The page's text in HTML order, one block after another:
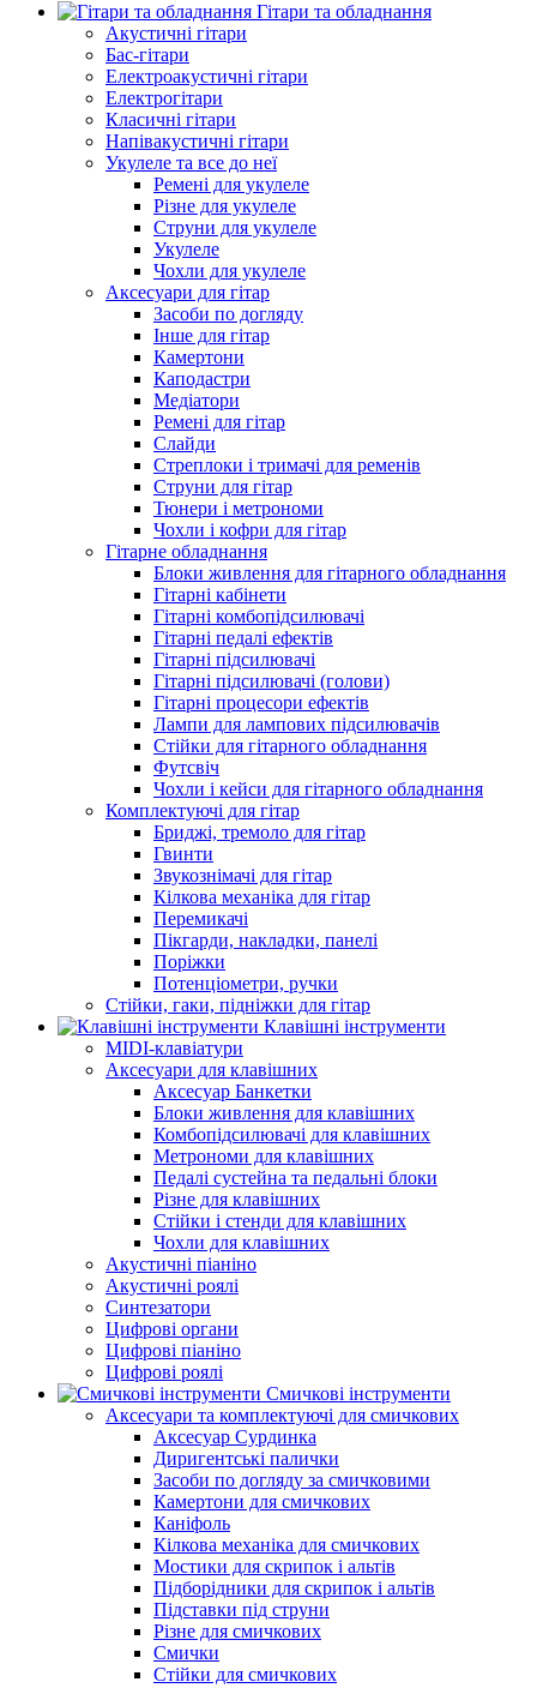
Гітари та обладнання
Акустичні гітари
Бас-гітари
Електроакустичні гітари
Електрогітари
Класичні гітари
Напівакустичні гітари
Укулеле та все до неї
Ремені для укулеле
Різне для укулеле
Струни для укулеле
Укулеле
Чохли для укулеле
Аксесуари для гітар
Засоби по догляду
Інше для гітар
Камертони
Каподастри
Медіатори
Ремені для гітар
Слайди
Стреплоки і тримачі для ременів
Струни для гітар
Тюнери і метрономи
Чохли і кофри для гітар
Гітарне обладнання
Блоки живлення для гітарного обладнання
Гітарні кабінети
Гітарні комбопідсилювачі
Гітарні педалі ефектів
Гітарні підсилювачі
Гітарні підсилювачі (голови)
Гітарні процесори ефектів
Лампи для лампових підсилювачів
Стійки для гітарного обладнання
Футсвіч
Чохли і кейси для гітарного обладнання
Комплектуючі для гітар
Бриджі, тремоло для гітар
Гвинти
Звукознімачі для гітар
Кілкова механіка для гітар
Перемикачі
Пікгарди, накладки, панелі
Поріжки
Потенціометри, ручки
Стійки, гаки, підніжки для гітар
Клавішні інструменти
MIDI-клавіатури
Аксесуари для клавішних
Аксесуар Банкетки
Блоки живлення для клавішних
Комбопідсилювачі для клавішних
Метрономи для клавішних
Педалі сустейна та педальні блоки
Різне для клавішних
Стійки і стенди для клавішних
Чохли для клавішних
Акустичні піаніно
Акустичні роялі
Синтезатори
Цифрові органи
Цифрові піаніно
Цифрові роялі
Смичкові інструменти
Аксесуари та комплектуючі для смичкових
Аксесуар Сурдинка
Диригентські палички
Засоби по догляду за смичковими
Камертони для смичкових
Каніфоль
Кілкова механіка для смичкових
Мостики для скрипок і альтів
Підборiдники для скрипок і альтів
Підставки під струни
Різне для смичкових
Смички
Стійки для смичкових